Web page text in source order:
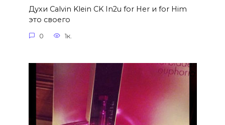
Духи Calvin Klein CK In2u for Her и for Him
это своего
0 1к.